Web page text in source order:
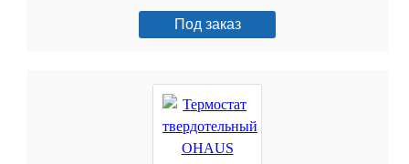
Под заказ